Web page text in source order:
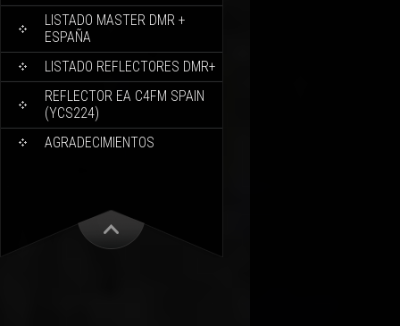
LISTADO MASTER DMR +
ESPAÑA
LISTADO REFLECTORES DMR+
REFLECTOR EA C4FM SPAIN
(YCS224)
AGRADECIMIENTOS